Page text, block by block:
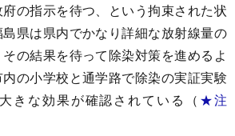
の指示を待つ、という拘束された状
県は県内でかなり詳細な放射線量の
の結果を待って除染対策を進めるよ
の小学校と通学路で除染の実証実験
きな効果が確認されている（ ★注